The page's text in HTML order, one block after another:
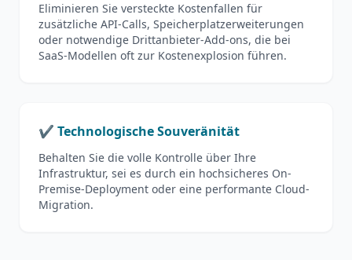
Eliminieren Sie versteckte Kostenfallen für
zusätzliche API-Calls, Speicherplatzerweiterungen
oder notwendige Drittanbieter-Add-ons, die bei
SaaS-Modellen oft zur Kostenexplosion führen.
✔️ Technologische Souveränität
Behalten Sie die volle Kontrolle über Ihre
Infrastruktur, sei es durch ein hochsicheres On-
Premise-Deployment oder eine performante Cloud-
Migration.